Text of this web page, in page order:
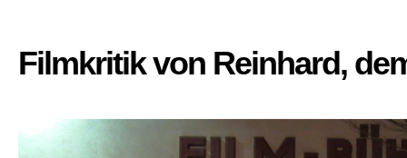
Filmkritik von Reinhard,